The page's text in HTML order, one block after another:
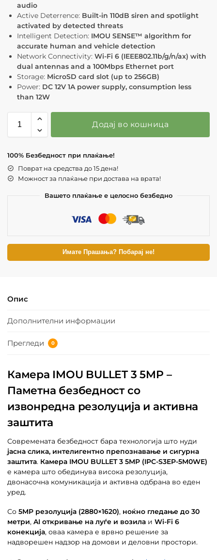
audio
Active Deterrence: Built-in 110dB siren and spotlight
activated by detected threats
Intelligent Detection: IMOU SENSE™ algorithm for
accurate human and vehicle detection
Network Connectivity: Wi-Fi 6 (IEEE802.11b/g/n/ax) with
dual antennas and a 100Mbps Ethernet port
Storage: MicroSD card slot (up to 256GB)
Power: DC 12V 1A power supply, consumption less
than 12W
Додај во кошница
100% Безбедност при плаќање!
Поврат на средства до 15 дена!
Можност за плаќање при достава на врата!
Вашето плаќање е целосно безбедно
Имате Прашања? Побарај не!
Опис
Дополнителни информации
Прегледи 0
Камера IMOU BULLET 3 5MP –
Паметна безбедност со
извонредна резолуција и активна
заштита
Современата безбедност бара технологија што нуди
јасна слика, интелигентно препознавање и сигурна
заштита. Камера IMOU BULLET 3 5MP (IPC-S3EP-5M0WE)
е камера што обединува висока резолуција,
двонасочна комуникација и активна одбрана во еден
уред.
Со 5MP резолуција (2880×1620), ноќно гледање до 30
метри, AI откривање на луѓе и возила и Wi-Fi 6
конекција, оваа камера е врвно решение за
надворешен надзор на домови и деловни простори.